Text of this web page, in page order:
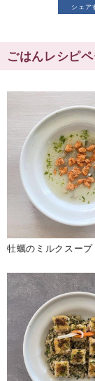
シェア
ごはんレシピ
牡蠣のミルクスープ